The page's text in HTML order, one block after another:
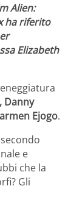
Alien:
ha riferito
Elizabeth
Danny
Ejogo.
e
che la
Gli